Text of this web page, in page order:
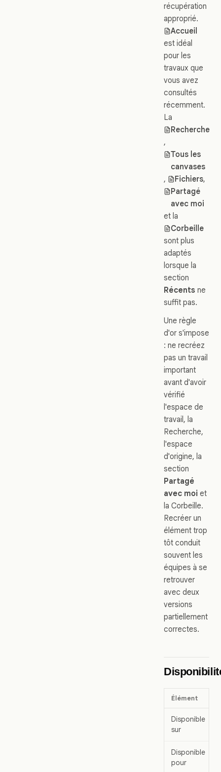
récupération
approprié.
Accueil
est idéal
pour les
travaux que
vous avez
consultés
récemment.
La
Recherche
,
Tous les
canvases
,
Fichiers,
Partagé
avec moi
et la
Corbeille
sont plus
adaptés
lorsque la
section
Récents ne
suffit pas.
Une règle
d'or s'impose
: ne recréez
pas un travail
important
avant d'avoir
vérifié
l'espace de
travail, la
Recherche,
l'espace
d'origine, la
section
Partagé
avec moi et
la Corbeille.
Recréer un
élément trop
tôt conduit
souvent les
équipes à se
retrouver
avec deux
versions
partiellement
correctes.
Élément
Disponible
sur
Disponible
pour